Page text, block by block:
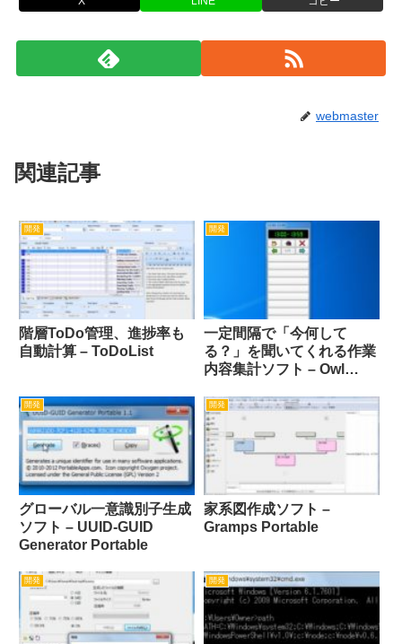
webmaster
関連記事
開発
階層ToDo管理、進捗率も
自動計算 – ToDoList
開発
一定間隔で「今何して
る？」を聞いてくれる作業
内容集計ソフト – Owl
開発
グローバル一意識別子生成
ソフト – UUID-GUID
Generator Portable
開発
家系図作成ソフト –
Gramps Portable
開発 開発